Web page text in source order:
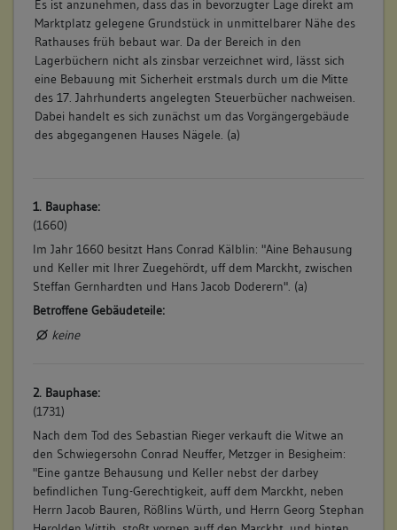
Es ist anzunehmen, dass das in bevorzugter Lage direkt am
Marktplatz gelegene Grundstück in unmittelbarer Nähe des
Rathauses früh bebaut war. Da der Bereich in den
Lagerbüchern nicht als zinsbar verzeichnet wird, lässt sich
eine Bebauung mit Sicherheit erstmals durch um die Mitte
des 17. Jahrhunderts angelegten Steuerbücher nachweisen.
Dabei handelt es sich zunächst um das Vorgängergebäude
des abgegangenen Hauses Nägele. (a)
1. Bauphase:
(1660)
Im Jahr 1660 besitzt Hans Conrad Kälblin: "Aine Behausung
und Keller mit Ihrer Zuegehördt, uff dem Marckht, zwischen
Steffan Gernhardten und Hans Jacob Doderern". (a)
Betroffene Gebäudeteile:
keine
2. Bauphase:
(1731)
Nach dem Tod des Sebastian Rieger verkauft die Witwe an
den Schwiegersohn Conrad Neuffer, Metzger in Besigheim:
"Eine gantze Behausung und Keller nebst der darbey
befindlichen Tung-Gerechtigkeit, auff dem Marckht, neben
Herrn Jacob Bauren, Rößlins Würth, und Herrn Georg Stephan